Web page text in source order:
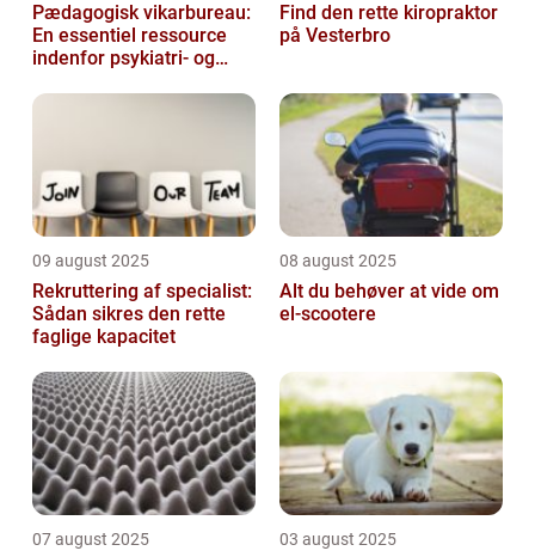
Pædagogisk vikarbureau:
En essentiel ressource
indenfor psykiatri- og
Find den rette kiropraktor
på Vesterbro
09 august 2025
Rekruttering af specialist:
Sådan sikres den rette
faglige kapacitet
08 august 2025
Alt du behøver at vide om
el-scootere
07 august 2025 03 august 2025